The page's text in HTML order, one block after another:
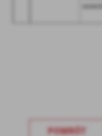
POWRÓT